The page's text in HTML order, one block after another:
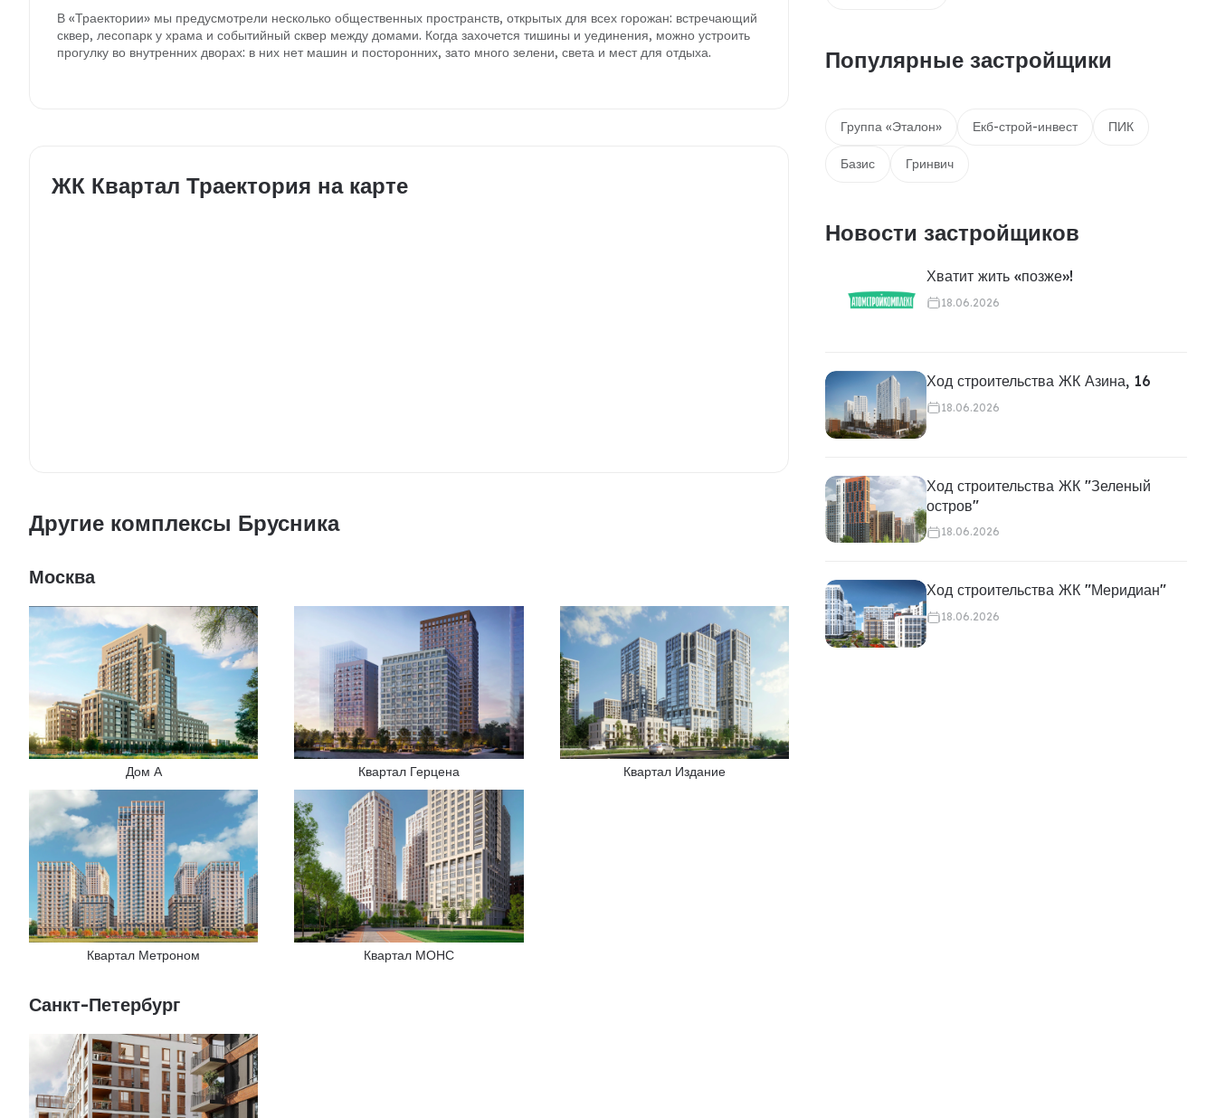
В «Траектории» мы предусмотрели несколько общественных пространств, открытых для всех горожан: встречающий
сквер, лесопарк у храма и событийный сквер между домами. Когда захочется тишины и уединения, можно устроить
прогулку во внутренних дворах: в них нет машин и посторонних, зато много зелени, света и мест для отдыха.
ЖК Квартал Траектория на карте
Другие комплексы Брусника
Москва
Дом А Квартал Герцена Квартал Издание
Квартал Метроном Квартал МОНС
Санкт-Петербург
Популярные застройщики
Группа «Эталон» Екб-строй-инвест ПИК
Базис Гринвич
Новости застройщиков
Хватит жить «позже»!
18.06.2026
Ход строительства ЖК Азина, 16
18.06.2026
Ход строительства ЖК "Зеленый
остров"
18.06.2026
Ход строительства ЖК "Меридиан"
18.06.2026